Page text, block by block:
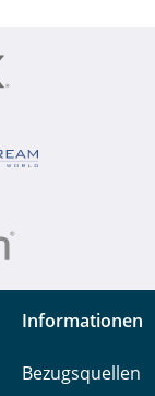
Informationen
Bezugsquellen